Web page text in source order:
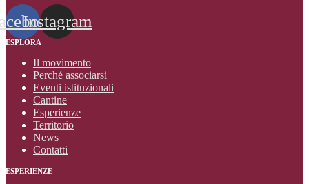
Instagram
ESPLORA
Il movimento
Perché associarsi
Eventi istituzionali
Cantine
Esperienze
Territorio
News
Contatti
ESPERIENZE